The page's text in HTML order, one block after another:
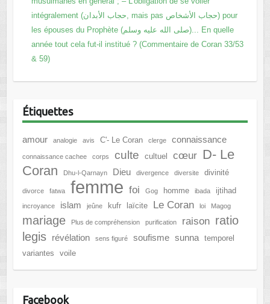
intégralement (حجاب الأبدان, mais pas حجاب الأشخاص) pour
les épouses du Prophète (صلى الله عليه وسلم)... En quelle
année tout cela fut-il institué ? (Commentaire de Coran 33/53
& 59)
Étiquettes
amour analogie avis C'- Le Coran clerge connaissance
connaissance cachee corps culte cultuel cœur D- Le
Coran
Dhu-l-Qarnayn Dieu divergence diversite divinité
divorce fatwa femme foi Gog homme ibada ijtihad
incroyance islam jeûne kufr laïcite Le Coran loi Magog
mariage Plus de compréhension purification raison ratio
legis révélation sens figuré soufisme sunna
temporel
variantes
voile
Facebook